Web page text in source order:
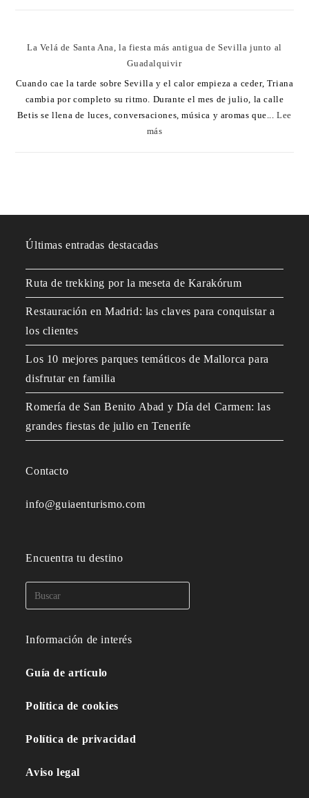
La Velá de Santa Ana, la fiesta más antigua de Sevilla junto al
Guadalquivir
Cuando cae la tarde sobre Sevilla y el calor empieza a ceder, Triana
cambia por completo su ritmo. Durante el mes de julio, la calle
Betis se llena de luces, conversaciones, música y aromas que...Lee
más
Últimas entradas destacadas
Ruta de trekking por la meseta de Karakórum
Restauración en Madrid: las claves para conquistar a
los clientes
Los 10 mejores parques temáticos de Mallorca para
disfrutar en familia
Romería de San Benito Abad y Día del Carmen: las
grandes fiestas de julio en Tenerife
Contacto
info@guiaenturismo.com
Encuentra tu destino
Información de interés
Guía de artículo
Política de cookies
Política de privacidad
Aviso legal